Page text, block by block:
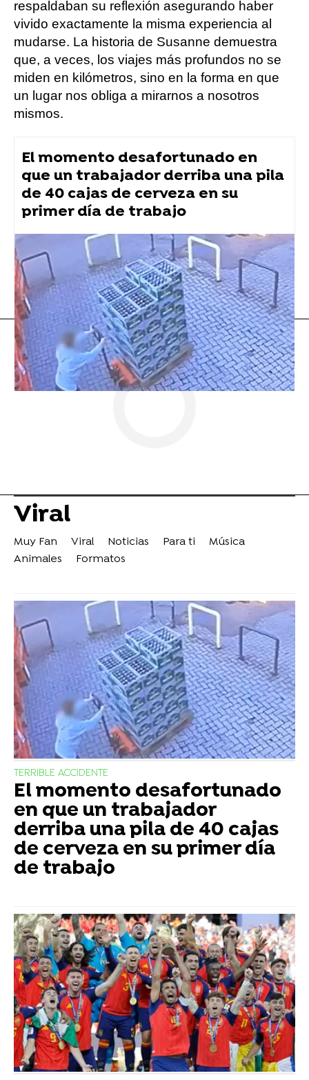
respaldaban su reflexión asegurando haber
vivido exactamente la misma experiencia al
mudarse. La historia de Susanne demuestra
que, a veces, los viajes más profundos no se
miden en kilómetros, sino en la forma en que
un lugar nos obliga a mirarnos a nosotros
mismos.
El momento desafortunado en
que un trabajador derriba una pila
de 40 cajas de cerveza en su
primer día de trabajo
tiktok
Flooxer Now » Viral
Viral
Muy Fan Viral Noticias Para ti
Música
Animales
Formatos
TERRIBLE ACCIDENTE
El momento desafortunado
en que un trabajador
derriba una pila de 40 cajas
de cerveza en su primer día
de trabajo